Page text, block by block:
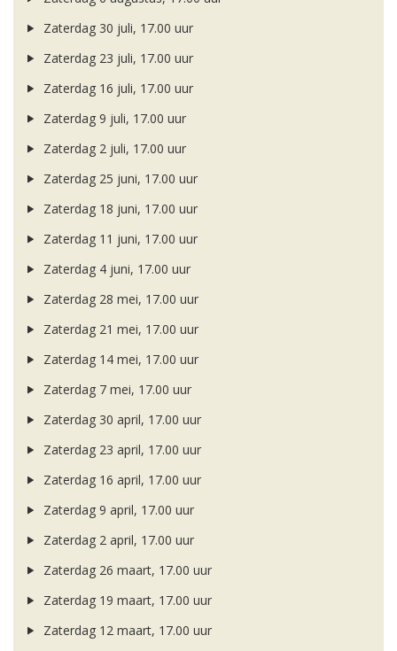
Zaterdag 30 juli, 17.00 uur
Zaterdag 23 juli, 17.00 uur
Zaterdag 16 juli, 17.00 uur
Zaterdag 9 juli, 17.00 uur
Zaterdag 2 juli, 17.00 uur
Zaterdag 25 juni, 17.00 uur
Zaterdag 18 juni, 17.00 uur
Zaterdag 11 juni, 17.00 uur
Zaterdag 4 juni, 17.00 uur
Zaterdag 28 mei, 17.00 uur
Zaterdag 21 mei, 17.00 uur
Zaterdag 14 mei, 17.00 uur
Zaterdag 7 mei, 17.00 uur
Zaterdag 30 april, 17.00 uur
Zaterdag 23 april, 17.00 uur
Zaterdag 16 april, 17.00 uur
Zaterdag 9 april, 17.00 uur
Zaterdag 2 april, 17.00 uur
Zaterdag 26 maart, 17.00 uur
Zaterdag 19 maart, 17.00 uur
Zaterdag 12 maart, 17.00 uur